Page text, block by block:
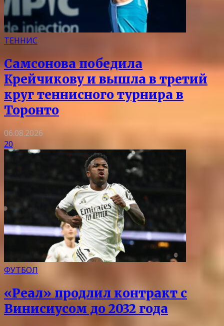
ТЕННИС
Самсонова победила
Крейчикову и вышла в третий
круг теннисного турнира в
Торонто
06.08.2026
20
ФУТБОЛ
«Реал» продлил контракт с
Винисиусом до 2032 года